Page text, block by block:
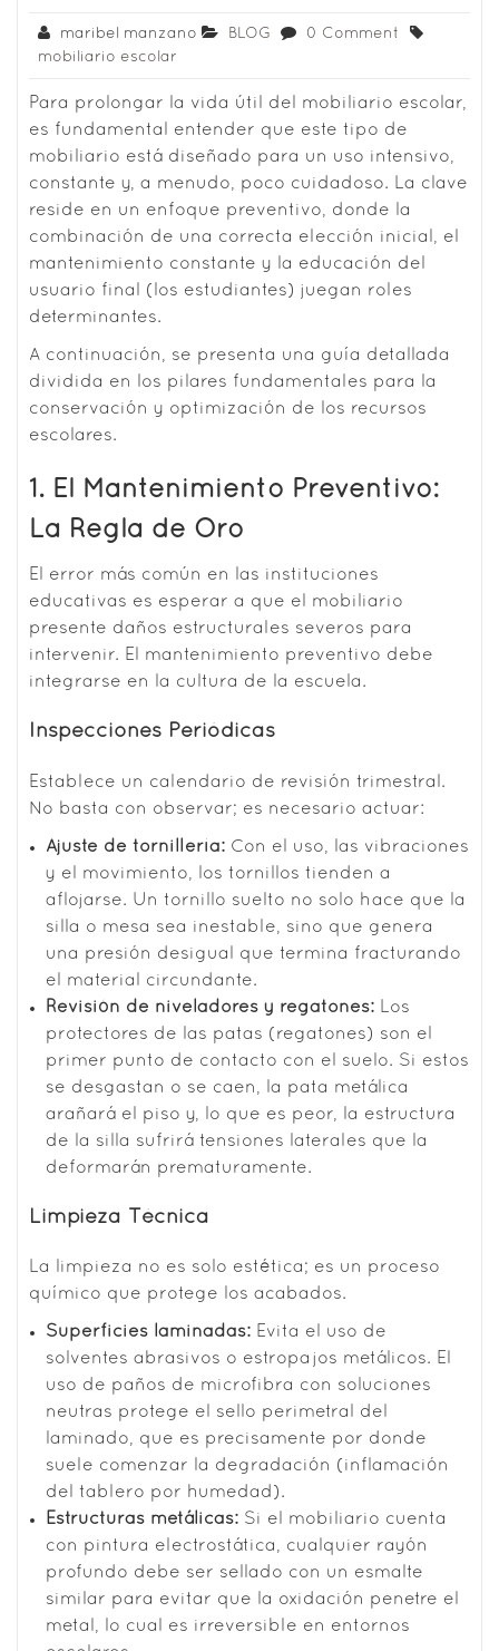
maribel manzano BLOG
0 Comment
mobiliario escolar
Para prolongar la vida útil del mobiliario escolar,
es fundamental entender que este tipo de
mobiliario está diseñado para un uso intensivo,
constante y, a menudo, poco cuidadoso. La clave
reside en un enfoque preventivo, donde la
combinación de una correcta elección inicial, el
mantenimiento constante y la educación del
usuario final (los estudiantes) juegan roles
determinantes.
A continuación, se presenta una guía detallada
dividida en los pilares fundamentales para la
conservación y optimización de los recursos
escolares.
1. El Mantenimiento Preventivo:
La Regla de Oro
El error más común en las instituciones
educativas es esperar a que el mobiliario
presente daños estructurales severos para
intervenir. El mantenimiento preventivo debe
integrarse en la cultura de la escuela.
Inspecciones Periódicas
Establece un calendario de revisión trimestral.
No basta con observar; es necesario actuar:
Ajuste de tornillería: Con el uso, las vibraciones
y el movimiento, los tornillos tienden a
aflojarse. Un tornillo suelto no solo hace que la
silla o mesa sea inestable, sino que genera
una presión desigual que termina fracturando
el material circundante.
Revisión de niveladores y regatones: Los
protectores de las patas (regatones) son el
primer punto de contacto con el suelo. Si estos
se desgastan o se caen, la pata metálica
arañará el piso y, lo que es peor, la estructura
de la silla sufrirá tensiones laterales que la
deformarán prematuramente.
Limpieza Técnica
La limpieza no es solo estética; es un proceso
químico que protege los acabados.
Superficies laminadas: Evita el uso de
solventes abrasivos o estropajos metálicos. El
uso de paños de microfibra con soluciones
neutras protege el sello perimetral del
laminado, que es precisamente por donde
suele comenzar la degradación (inflamación
del tablero por humedad).
Estructuras metálicas: Si el mobiliario cuenta
con pintura electrostática, cualquier rayón
profundo debe ser sellado con un esmalte
similar para evitar que la oxidación penetre el
metal, lo cual es irreversible en entornos